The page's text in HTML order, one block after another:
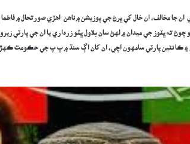
مخالف، ان خال کي ڀرڻ جي پوزيشن ۾ ناهن. اهڙي صورتحال ۾ فاطما
ته ڀٽوز جي ميدان ۾ لهڻ سان بلاول ڀٽو زرداري يا ان جي پارٽي
۽ ڪا نئين پارٽي سامهون اچي، ان کان اڳ سنڌ ۾ پ پ جي حڪومت